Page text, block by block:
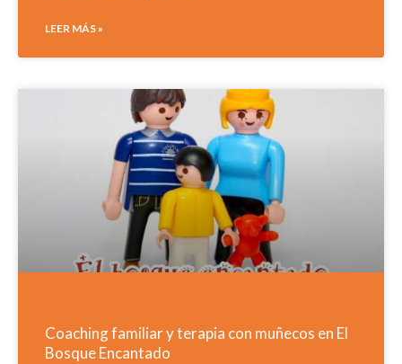
LEER MÁS »
Coaching familiar y terapia con muñecos en El
Bosque Encantado